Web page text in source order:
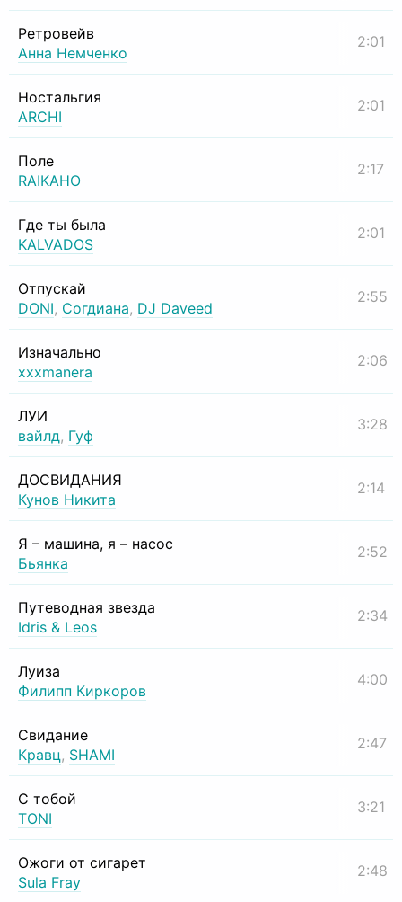
Ретровейв
Анна Немченко
2:01
Ностальгия
ARCHI
2:01
Поле
RAIKAHO
2:17
Где ты была
KALVADOS
2:01
Отпускай
DONI, Согдиана, DJ Daveed
2:55
Изначально
xxxmanera
2:06
ЛУИ
вайлд, Гуф
3:28
ДОСВИДАНИЯ
Кунов Никита
2:14
Я – машина, я – насос
Бьянка
2:52
Путеводная звезда
Idris & Leos
2:34
Луиза
Филипп Киркоров
4:00
Свидание
Кравц, SHAMI
2:47
С тобой
TONI
3:21
Ожоги от сигарет
Sula Fray
2:48